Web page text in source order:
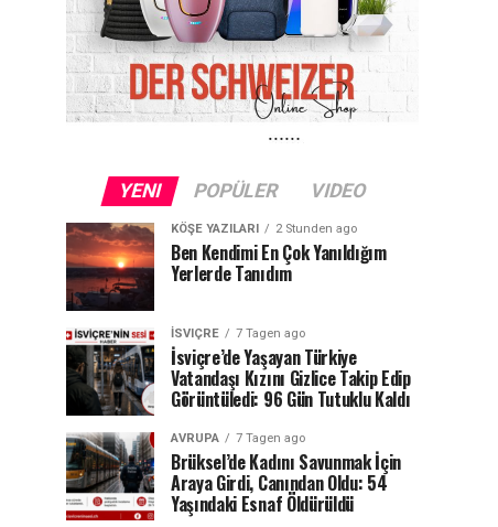
YENI POPÜLER VIDEO
KÖŞE YAZILARI 2 Stunden ago
Ben Kendimi En Çok Yanıldığım
Yerlerde Tanıdım
İSVIÇRE 7 Tagen ago
İsviçre’de Yaşayan Türkiye
Vatandaşı Kızını Gizlice Takip Edip
Görüntüledi: 96 Gün Tutuklu Kaldı
AVRUPA 7 Tagen ago
Brüksel’de Kadını Savunmak İçin
Araya Girdi, Canından Oldu: 54
Yaşındaki Esnaf Öldürüldü